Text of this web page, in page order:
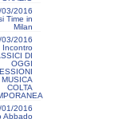
03/2016
Time in
Milan
03/2016
Incontro
DI
OGGI
COLTA
01/2016
Abbado